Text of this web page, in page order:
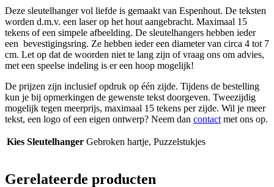
Deze sleutelhanger vol liefde is gemaakt van Espenhout. De teksten
worden d.m.v. een laser op het hout aangebracht. Maximaal 15
tekens of een simpele afbeelding. De sleutelhangers hebben ieder
een bevestigingsring. Ze hebben ieder een diameter van circa 4 tot 7
cm. Let op dat de woorden niet te lang zijn of vraag ons om advies,
met een speelse indeling is er een hoop mogelijk!
De prijzen zijn inclusief opdruk op één zijde. Tijdens de bestelling
kun je bij opmerkingen de gewenste tekst doorgeven. Tweezijdig
mogelijk tegen meerprijs, maximaal 15 tekens per zijde. Wil je meer
tekst, een logo of een eigen ontwerp? Neem dan contact met ons op.
Kies Sleutelhanger Gebroken hartje, Puzzelstukjes
Gerelateerde producten